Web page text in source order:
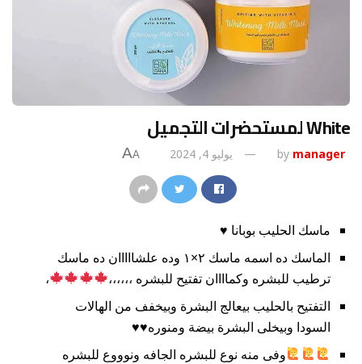
White لمستحضرات التجميل
by manager يوليو 4, 2024 A
A
ماسك الحليب بوبانا ♥️
الماسك ده اسمه ماسك ٢×١ وده علشااااان ده ماسك
ترطيب للبشره وكماااان تفتيح للبشره ،،،،،،
،
التفتيح بالحليب بيعالج البشرة وبيخفف من الهالات
السودا وبيخلى البشرة بيضة ومنوره♥️♥️
وفى منه نوع للبشره الجافه ونوووع للبشره